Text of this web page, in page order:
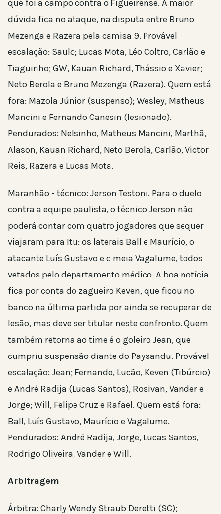
que foi a campo contra o Figueirense. A maior
dúvida fica no ataque, na disputa entre Bruno
Mezenga e Razera pela camisa 9. Provável
escalação: Saulo; Lucas Mota, Léo Coltro, Carlão e
Tiaguinho; GW, Kauan Richard, Thássio e Xavier;
Neto Berola e Bruno Mezenga (Razera). Quem está
fora: Mazola Júnior (suspenso); Wesley, Matheus
Mancini e Fernando Canesin (lesionado).
Pendurados: Nelsinho, Matheus Mancini, Marthã,
Alason, Kauan Richard, Neto Berola, Carlão, Victor
Reis, Razera e Lucas Mota.
Maranhão - técnico: Jerson Testoni. Para o duelo
contra a equipe paulista, o técnico Jerson não
poderá contar com quatro jogadores que sequer
viajaram para Itu: os laterais Ball e Maurício, o
atacante Luís Gustavo e o meia Vagalume, todos
vetados pelo departamento médico. A boa notícia
fica por conta do zagueiro Keven, que ficou no
banco na última partida por ainda se recuperar de
lesão, mas deve ser titular neste confronto. Quem
também retorna ao time é o goleiro Jean, que
cumpriu suspensão diante do Paysandu. Provável
escalação: Jean; Fernando, Lucão, Keven (Tibúrcio)
e André Radija (Lucas Santos), Rosivan, Vander e
Jorge; Will, Felipe Cruz e Rafael. Quem está fora:
Ball, Luís Gustavo, Maurício e Vagalume.
Pendurados: André Radija, Jorge, Lucas Santos,
Rodrigo Oliveira, Vander e Will.
Arbitragem
Árbitra: Charly Wendy Straub Deretti (SC);